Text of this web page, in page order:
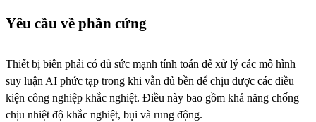
Yêu cầu về phần cứng
Thiết bị biên phải có đủ sức mạnh tính toán để xử lý các mô hình
suy luận AI phức tạp trong khi vẫn đủ bền để chịu được các điều
kiện công nghiệp khắc nghiệt. Điều này bao gồm khả năng chống
chịu nhiệt độ khắc nghiệt, bụi và rung động.